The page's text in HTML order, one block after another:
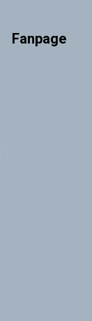
Fanpage